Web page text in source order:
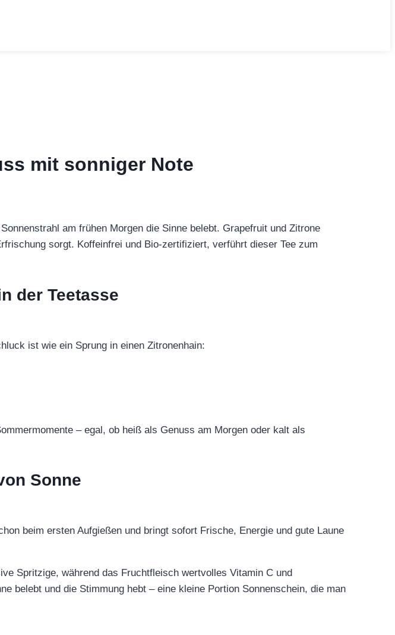
mit sonniger Note
am frühen Morgen die Sinne belebt. Grapefruit und Zitrone
sorgt. Koffeinfrei und Bio-zertifiziert, verführt dieser Tee zum
der Teetasse
ist wie ein Sprung in einen Zitronenhain:
– egal, ob heiß als Genuss am Morgen oder kalt als
Sonne
beim ersten Aufgießen und bringt sofort Frische, Energie und gute Laune
Spritzige, während das Fruchtfleisch wertvolles Vitamin C und
belebt und die Stimmung hebt – eine kleine Portion Sonnenschein, die man